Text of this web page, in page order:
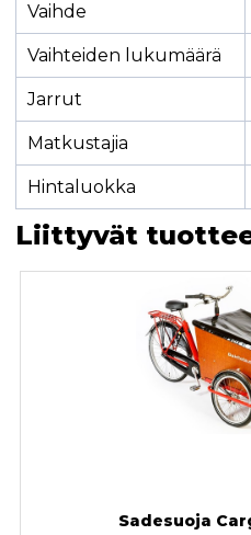
Vaihde
Vaihteiden lukumäärä
Jarrut
Matkustajia
Hintaluokka
Liittyvät
Sadesuoja